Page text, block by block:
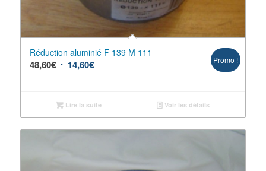
Réduction aluminié F 139 M 111
48,60€ 14,60€ Promo !
Lire la suite Voir les détails